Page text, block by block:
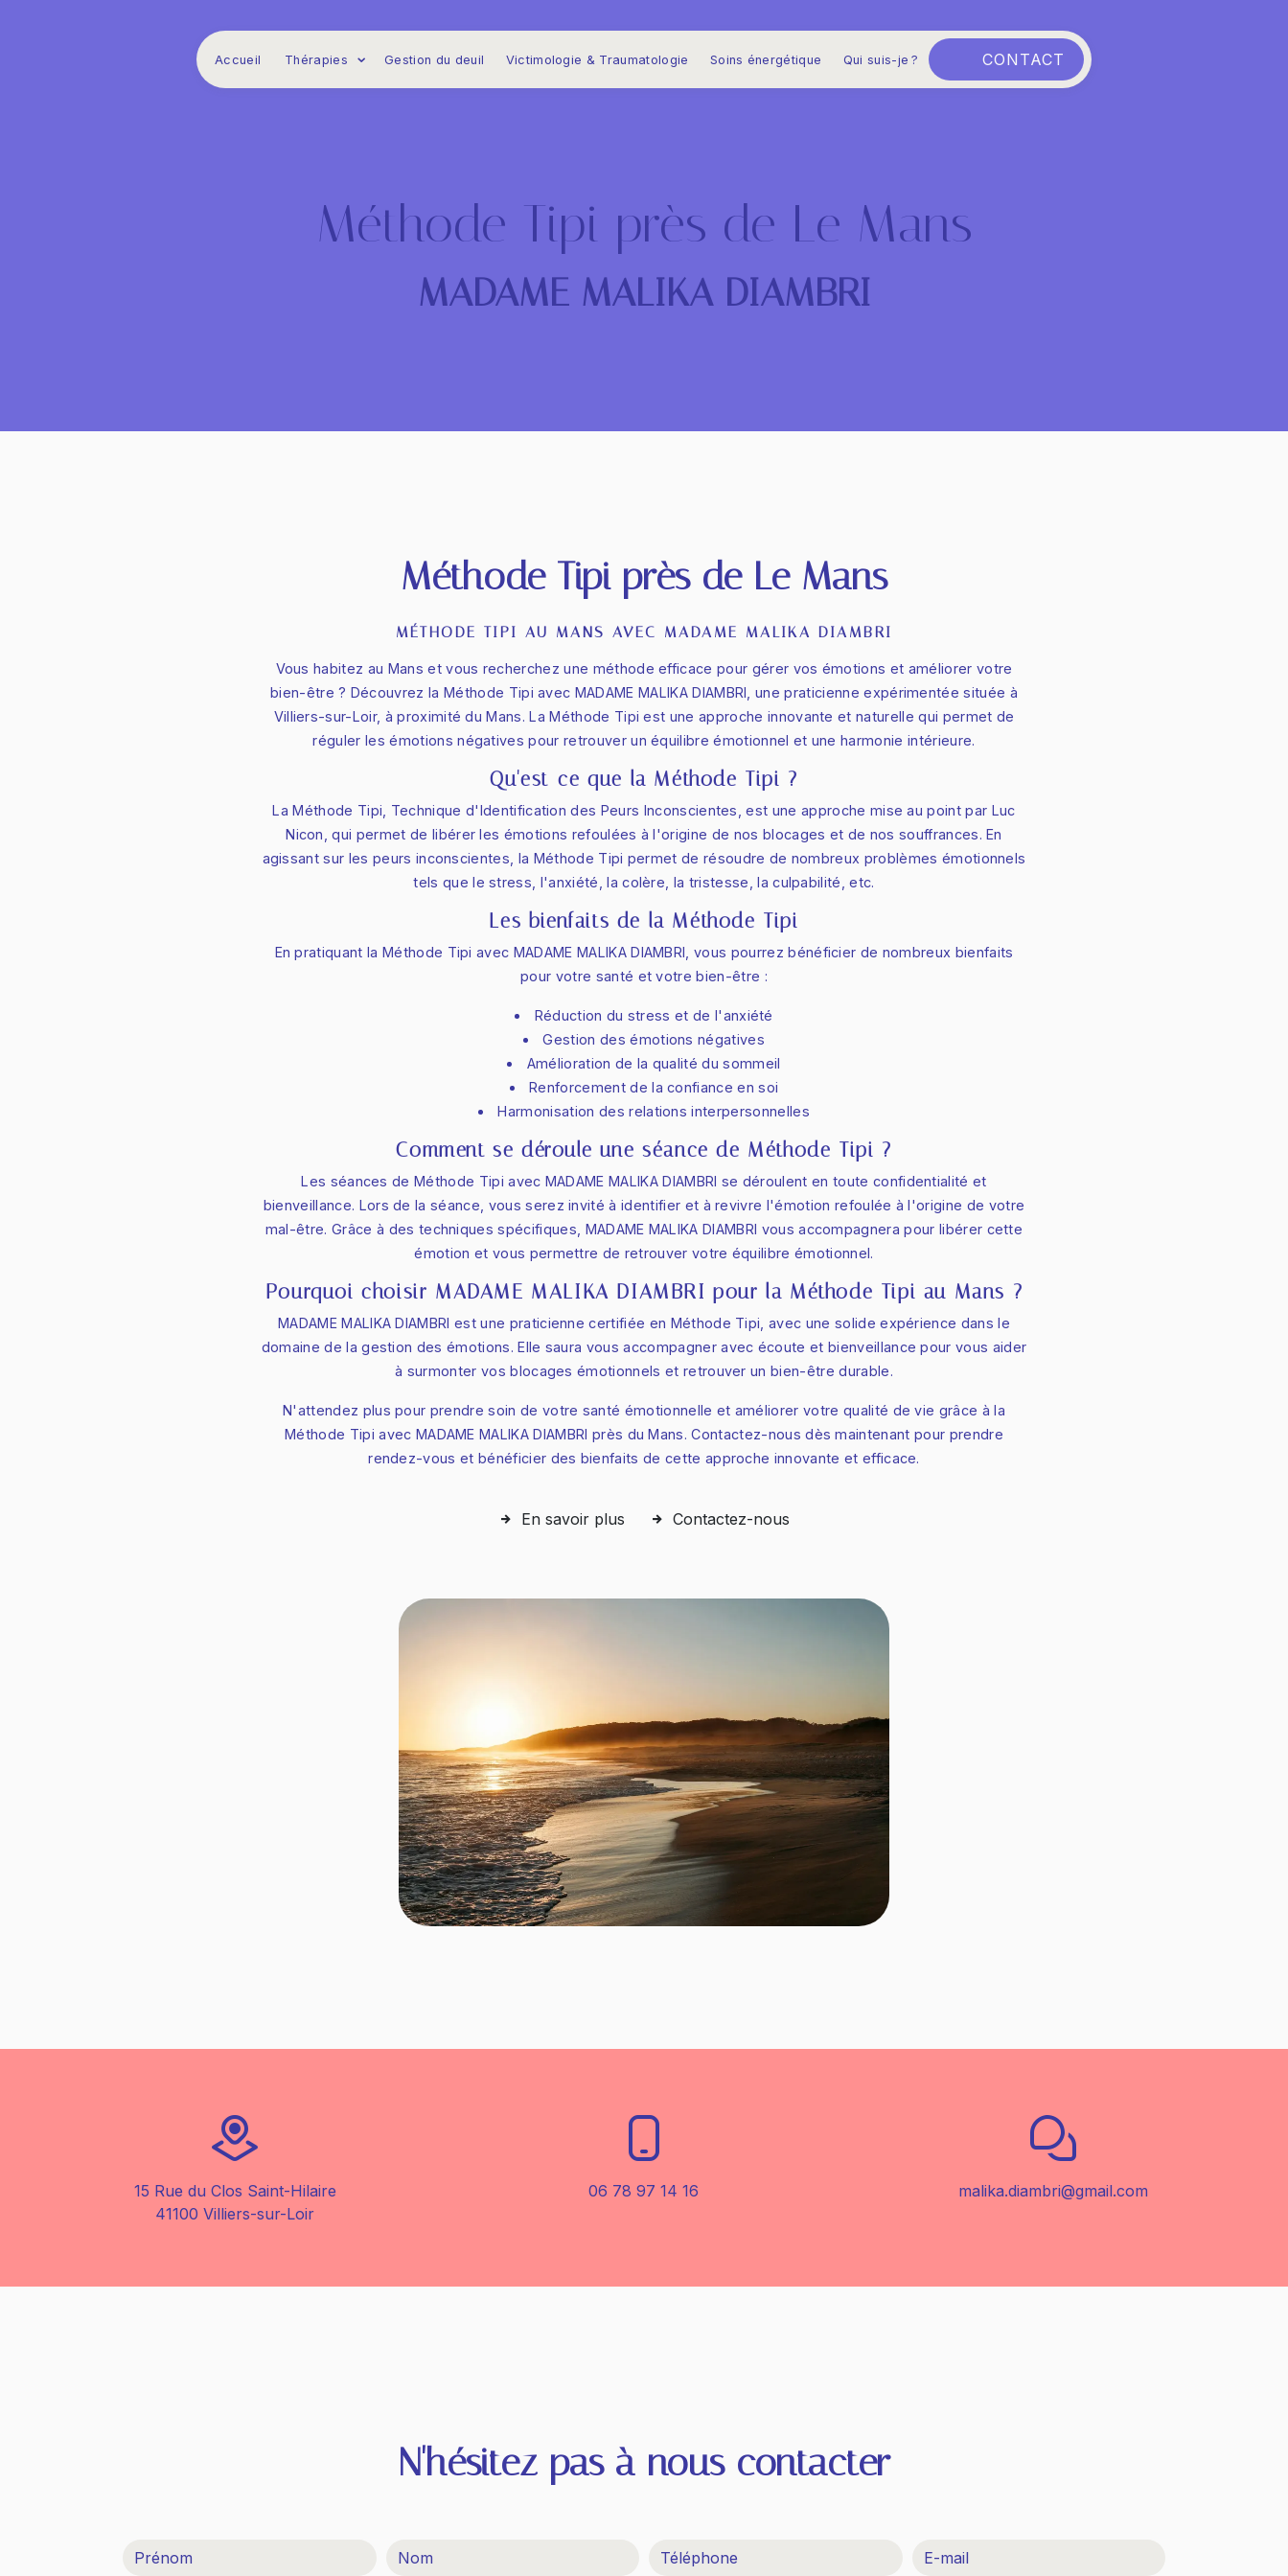
Accueil Thérapies Gestion du deuil Victimologie & Traumatologie Soins énergétique Qui suis-je ? CONTACT
Méthode Tipi près de Le Mans
MADAME MALIKA DIAMBRI
Méthode Tipi près de Le Mans
MÉTHODE TIPI AU MANS AVEC MADAME MALIKA DIAMBRI
Vous habitez au Mans et vous recherchez une méthode efficace pour gérer vos émotions et améliorer votre
bien-être ? Découvrez la Méthode Tipi avec MADAME MALIKA DIAMBRI, une praticienne expérimentée située à
Villiers-sur-Loir, à proximité du Mans. La Méthode Tipi est une approche innovante et naturelle qui permet de
réguler les émotions négatives pour retrouver un équilibre émotionnel et une harmonie intérieure.
Qu'est-ce que la Méthode Tipi ?
La Méthode Tipi, Technique d'Identification des Peurs Inconscientes, est une approche mise au point par Luc
Nicon, qui permet de libérer les émotions refoulées à l'origine de nos blocages et de nos souffrances. En
agissant sur les peurs inconscientes, la Méthode Tipi permet de résoudre de nombreux problèmes émotionnels
tels que le stress, l'anxiété, la colère, la tristesse, la culpabilité, etc.
Les bienfaits de la Méthode Tipi
En pratiquant la Méthode Tipi avec MADAME MALIKA DIAMBRI, vous pourrez bénéficier de nombreux bienfaits
pour votre santé et votre bien-être :
Réduction du stress et de l'anxiété
Gestion des émotions négatives
Amélioration de la qualité du sommeil
Renforcement de la confiance en soi
Harmonisation des relations interpersonnelles
Comment se déroule une séance de Méthode Tipi ?
Les séances de Méthode Tipi avec MADAME MALIKA DIAMBRI se déroulent en toute confidentialité et
bienveillance. Lors de la séance, vous serez invité à identifier et à revivre l'émotion refoulée à l'origine de votre
mal-être. Grâce à des techniques spécifiques, MADAME MALIKA DIAMBRI vous accompagnera pour libérer cette
émotion et vous permettre de retrouver votre équilibre émotionnel.
Pourquoi choisir MADAME MALIKA DIAMBRI pour la Méthode Tipi au Mans ?
MADAME MALIKA DIAMBRI est une praticienne certifiée en Méthode Tipi, avec une solide expérience dans le
domaine de la gestion des émotions. Elle saura vous accompagner avec écoute et bienveillance pour vous aider
à surmonter vos blocages émotionnels et retrouver un bien-être durable.
N'attendez plus pour prendre soin de votre santé émotionnelle et améliorer votre qualité de vie grâce à la
Méthode Tipi avec MADAME MALIKA DIAMBRI près du Mans. Contactez-nous dès maintenant pour prendre
rendez-vous et bénéficier des bienfaits de cette approche innovante et efficace.
En savoir plus Contactez-nous
15 Rue du Clos Saint-Hilaire
41100 Villiers-sur-Loir
06 78 97 14 16 malika.diambri@gmail.com
N'hésitez pas à nous contacter